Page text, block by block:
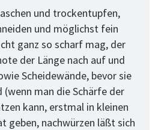
und trockentupfen,
und möglichst fein
ganz so scharf mag, der
der Länge nach auf und
Scheidewände, bevor sie
man die Schärfe der
kann, erstmal in kleinen
geben, nachwürzen läßt sich